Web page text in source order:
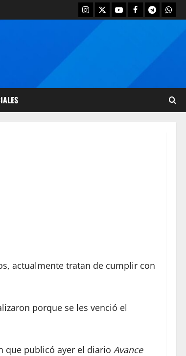
actualmente tratan de cumplir con
porque se les venció el
que publicó ayer el diario Avance